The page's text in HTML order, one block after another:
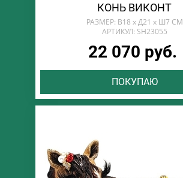
КОНЬ ВИКОНТ
РАЗМЕР: В18 х Д21 х Ш7 СМ
АРТИКУЛ: SH23055
22 070 руб.
ПОКУПАЮ